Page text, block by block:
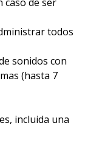
todos
sonidos con
(hasta 7
incluida una